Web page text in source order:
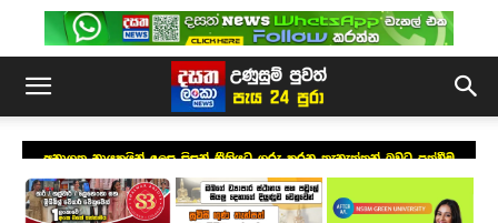
අනාගත නායකයින් ලෙස සිසුන් නීතියට ගරු කරන තැනැත්තන් බවට පත්වීම
අත්‍යවශ්‍යයි – නියෝජ්‍ය කථානායක